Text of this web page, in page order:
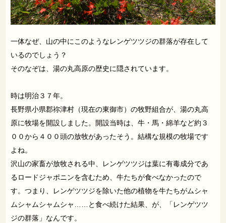
一体なぜ、山の中にこのようなレンゲツツジの群落が存在して
いるのでしょう？
そのなぞは、湯の丸高原の歴史に隠されています。
時は明治３７年。
長野県小県郡祢津村（現在の東御市）の牧野組合が、湯の丸高
原に牧場を開設しました。開設当時は、牛・馬・綿羊など約３
００から４００頭の放牧があったそう。結構な規模の牧場です
よね。
沢山の家畜が放牧される中、レンゲツツジは葉に有毒成分であ
るロードジャポニンを含むため、牛たちが食べなかったので
す。つまり、レンゲツツジを除いた他の植物を牛たちがムシャ
ムシャムシャムシャ……と食べ続けた結果、が、「レンゲツツ
ジの群落」なんです。